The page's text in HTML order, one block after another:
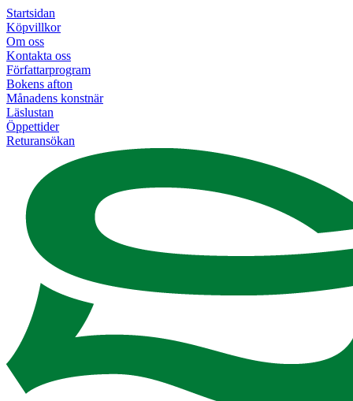
Startsidan
Köpvillkor
Om oss
Kontakta oss
Författarprogram
Bokens afton
Månadens konstnär
Läslustan
Öppettider
Returansökan